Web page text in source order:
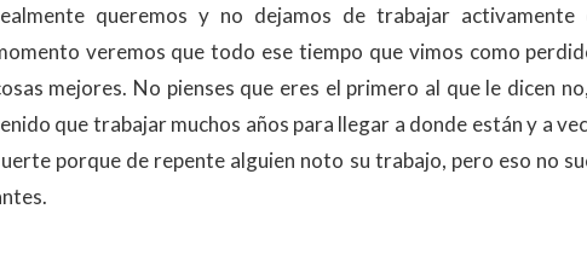
queremos y no dejamos de trabajar activamente
veremos que todo ese tiempo que vimos como
mejores. No pienses que eres el primero al que le dicen
que trabajar muchos años para llegar a donde están y a
porque de repente alguien noto su trabajo, pero eso no